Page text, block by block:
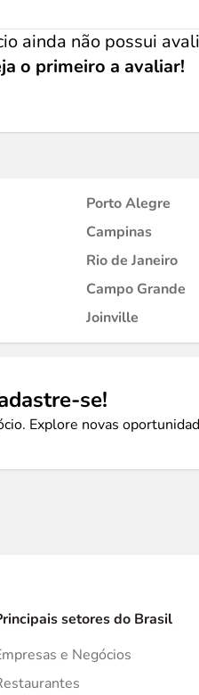
ainda não possui
o primeiro a avaliar!
Porto Alegre
Campinas
Rio de Janeiro
Campo Grande
Joinville
se!
Explore novas
setores do Brasil
e Negócios